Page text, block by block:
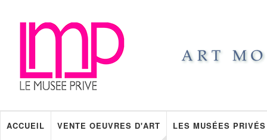
ACCUEIL VENTE OEUVRES D'ART LES MUSÉES PRIVÉS